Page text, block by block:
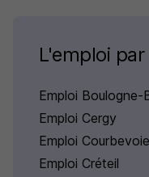
L'emploi
Emploi Boulogne-
Emploi Cergy
Emploi Courbevoie
Emploi Créteil